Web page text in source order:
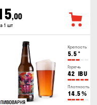
,00
1 шт
Крепость
5.5 °
Горечь
42 IBU
Плотность
14.5 %